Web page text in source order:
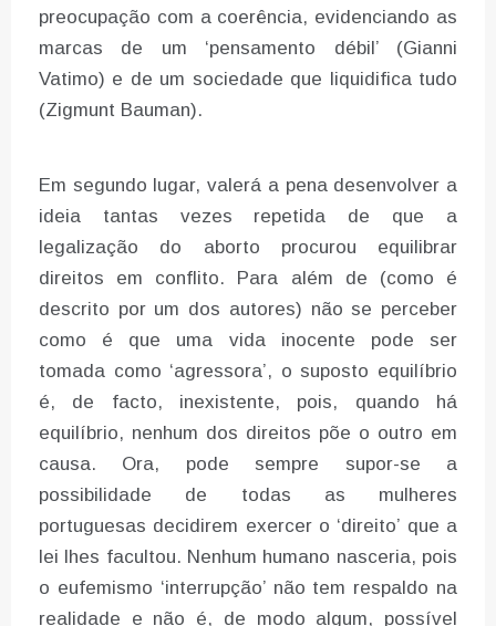
preocupação com a coerência, evidenciando as
marcas de um ‘pensamento débil’ (Gianni
Vatimo) e de um sociedade que liquidifica tudo
(Zigmunt Bauman).
Em segundo lugar, valerá a pena desenvolver a
ideia tantas vezes repetida de que a
legalização do aborto procurou equilibrar
direitos em conflito. Para além de (como é
descrito por um dos autores) não se perceber
como é que uma vida inocente pode ser
tomada como ‘agressora’, o suposto equilíbrio
é, de facto, inexistente, pois, quando há
equilíbrio, nenhum dos direitos põe o outro em
causa. Ora, pode sempre supor-se a
possibilidade de todas as mulheres
portuguesas decidirem exercer o ‘direito’ que a
lei lhes facultou. Nenhum humano nasceria, pois
o eufemismo ‘interrupção’ não tem respaldo na
realidade e não é, de modo algum, possível